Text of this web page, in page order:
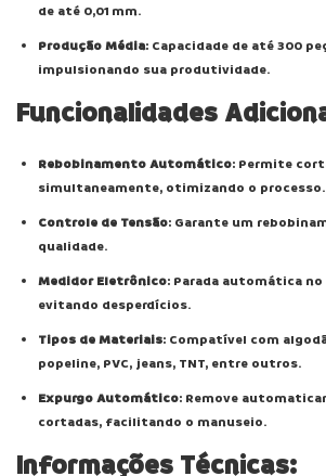
de até 0,01 mm.
Produção Média: Capacidade de até 300
impulsionando sua produtividade.
Funcionalidades
Rebobinamento Automático: Permite
simultaneamente, otimizando o processo.
Controle de Tensão: Garante um
qualidade.
Medidor Eletrônico: Parada automática
evitando desperdícios.
Tipos de Materiais: Compatível com
popeline, PVC, jeans, TNT, entre outros.
Expurgo Automático: Remove
cortadas, facilitando o manuseio.
Informações Técnicas: